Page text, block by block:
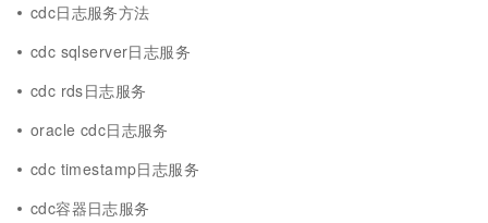
cdc日志服务方法
cdc sqlserver日志服务
cdc rds日志服务
oracle cdc日志服务
cdc timestamp日志服务
cdc容器日志服务